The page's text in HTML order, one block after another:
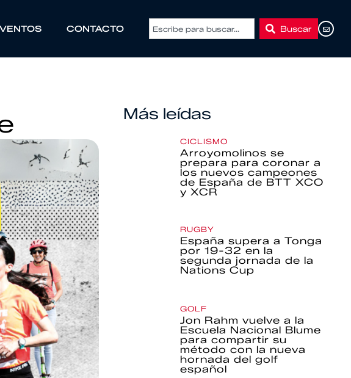
CONTACTO Buscar
Más leídas
CICLISMO
Arroyomolinos se
prepara para coronar a
los nuevos campeones
de España de BTT XCO
y XCR
RUGBY
España supera a Tonga
por 19-32 en la
segunda jornada de la
Nations Cup
GOLF
Jon Rahm vuelve a la
Escuela Nacional Blume
para compartir su
método con la nueva
hornada del golf
español